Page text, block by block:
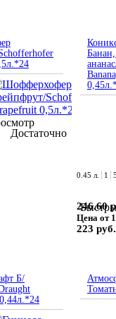
Достаточно
0.45 л. 1
246.60
Цена от
223 руб.
Б/